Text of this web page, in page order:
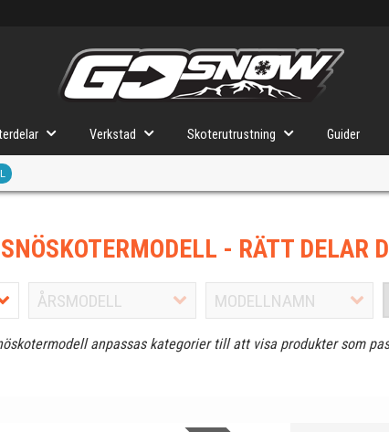
Verkstad Skoterutrustning Guider
- RÄTT DELAR
anpassas kategorier till att visa produkter som